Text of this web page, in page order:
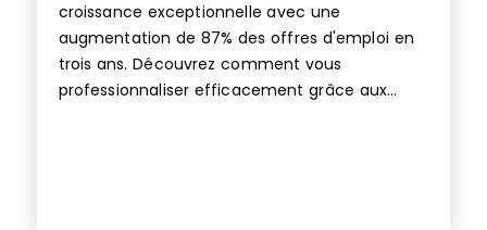
croissance exceptionnelle avec une
augmentation de 87% des offres d'emploi en
trois ans. Découvrez comment vous
professionnaliser efficacement grâce aux...